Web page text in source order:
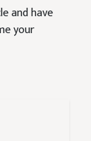
and have
your